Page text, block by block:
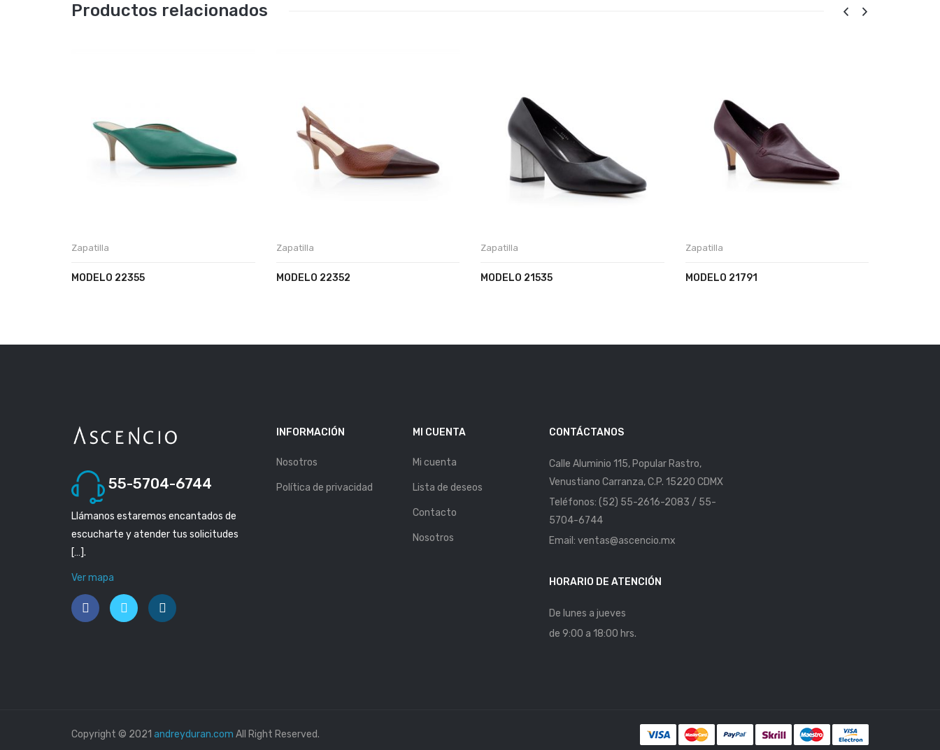
Productos relacionados
Zapatilla
MODELO 22355
Zapatilla
MODELO 22352
Zapatilla
MODELO 21535
Zapatilla
MODELO 21791
55-5704-6744
Llámanos estaremos encantados de
escucharte y atender tus solicitudes
[…].
Ver mapa
INFORMACIÓN
Nosotros
Política de privacidad
MI CUENTA
Mi cuenta
Lista de deseos
Contacto
Nosotros
CONTÁCTANOS
Calle Aluminio 115, Popular Rastro,
Venustiano Carranza, C.P. 15220 CDMX
Teléfonos: (52) 55-2616-2083 / 55-
5704-6744
Email: ventas@ascencio.mx
HORARIO DE ATENCIÓN
De lunes a jueves
de 9:00 a 18:00 hrs.
Copyright © 2021 andreyduran.com All Right Reserved.